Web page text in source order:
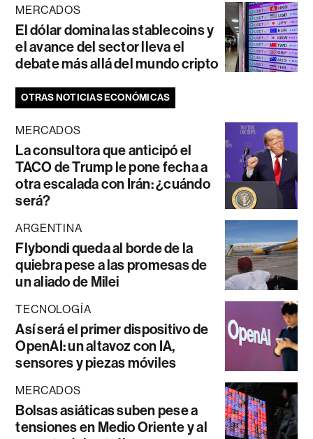
MERCADOS
El dólar domina las stablecoins y
el avance del sector lleva el
debate más allá del mundo cripto
OTRAS NOTICIAS ECONÓMICAS
MERCADOS
La consultora que anticipó el
TACO de Trump le pone fecha a
otra escalada con Irán: ¿cuándo
será?
ARGENTINA
Flybondi queda al borde de la
quiebra pese a las promesas de
un aliado de Milei
TECNOLOGÍA
Así será el primer dispositivo de
OpenAI: un altavoz con IA,
sensores y piezas móviles
MERCADOS
Bolsas asiáticas suben pese a
tensiones en Medio Oriente y al